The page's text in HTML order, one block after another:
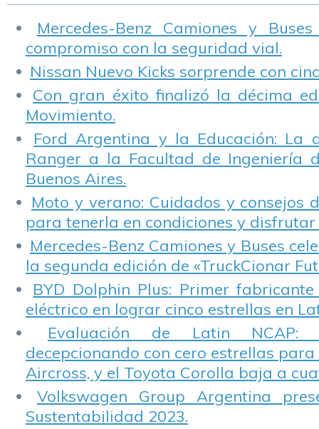
Mercedes-Benz Camiones y
compromiso con la seguridad vial.
Nissan Nuevo Kicks sorprende con
Con gran éxito finalizó la décima
Movimiento.
Ford Argentina y la Educación: La
Ranger a la Facultad de Ingeniería
Buenos Aires.
Moto y verano: Cuidados y consejos
para tenerla en condiciones y disfrutar
Mercedes-Benz Camiones y Buses
la segunda edición de «TruckCionar
BYD Dolphin Plus: Primer
eléctrico en lograr cinco estrellas en
Evaluación de Latin NCAP:
decepcionando con cero estrellas para
Aircross, y el Toyota Corolla baja a
Volkswagen Group Argentina
Sustentabilidad 2023.